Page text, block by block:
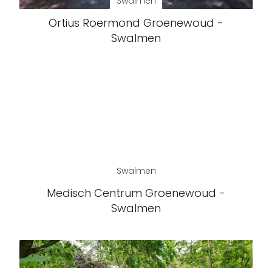
Ortius Roermond Groenewoud -
Swalmen
Swalmen
Medisch Centrum Groenewoud -
Swalmen